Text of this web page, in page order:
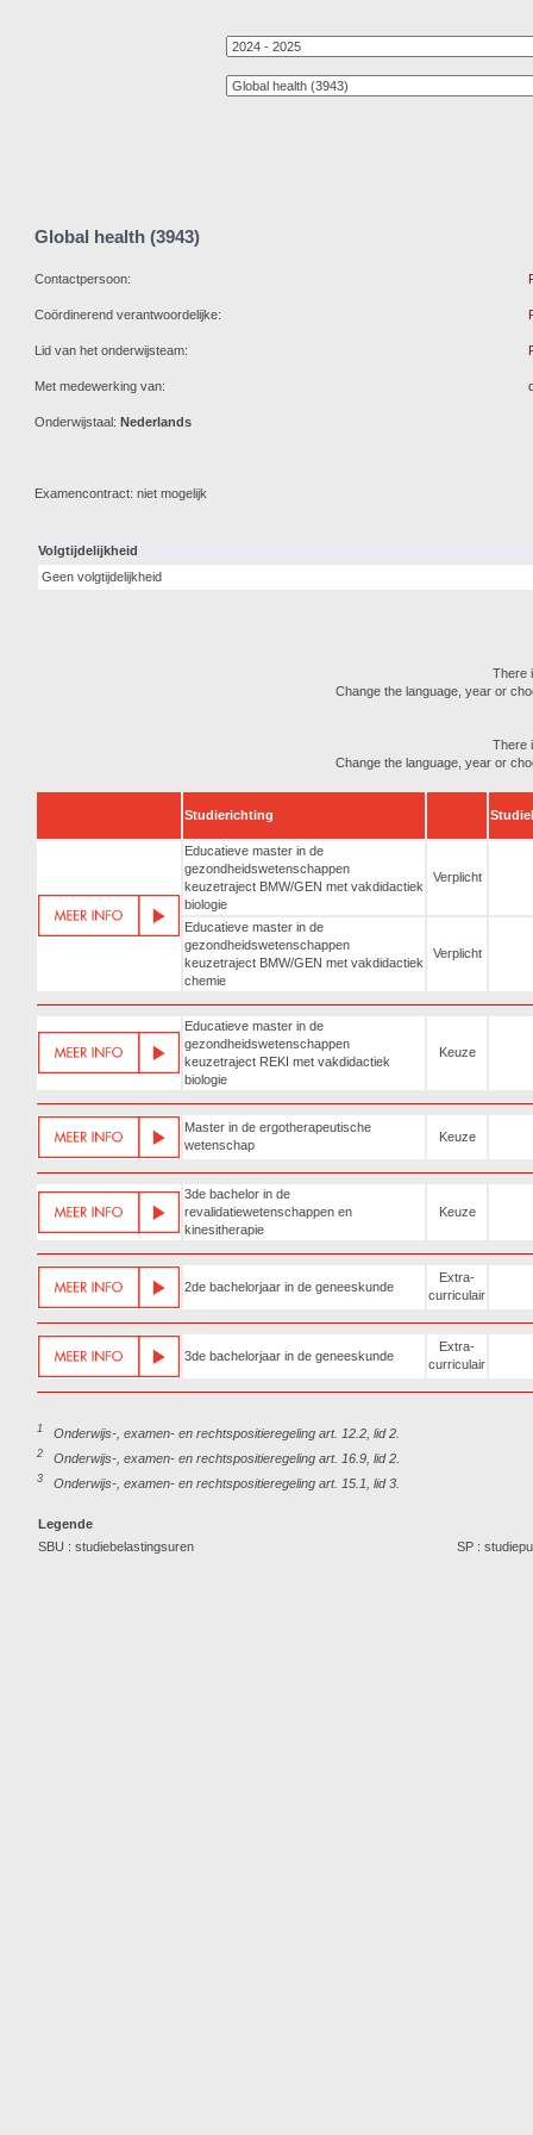
Global health (3943)
Contactpersoon:
Coördinerend verantwoordelijke:
Lid van het onderwijsteam:
Met medewerking van:
Onderwijstaal: Nederlands
Examencontract: niet mogelijk
Volgtijdelijkheid
Geen volgtijdelijkheid
There
Change the language, year or
There
Change the language, year or
Studierichting
Educatieve master in de
gezondheidswetenschappen
keuzetraject BMW/GEN met vakdidactiek
biologie
Verplicht
Educatieve master in de
gezondheidswetenschappen
keuzetraject BMW/GEN met vakdidactiek
chemie
Verplicht
Educatieve master in de
gezondheidswetenschappen
keuzetraject REKI met vakdidactiek
biologie
Keuze
Master in de ergotherapeutische
wetenschap
Keuze
3de bachelor in de
revalidatiewetenschappen en
kinesitherapie
Keuze
2de bachelorjaar in de geneeskunde
Extra-
curriculair
3de bachelorjaar in de geneeskunde
Extra-
curriculair
1 Onderwijs-, examen- en rechtspositieregeling art. 12.2, lid 2.
2 Onderwijs-, examen- en rechtspositieregeling art. 16.9, lid 2.
3 Onderwijs-, examen- en rechtspositieregeling art. 15.1, lid 3.
Legende
SBU : studiebelastingsuren
SP :